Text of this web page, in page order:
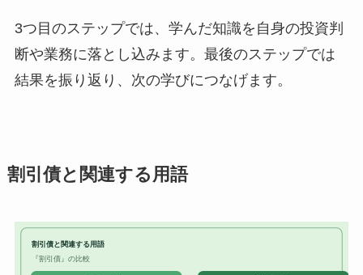
3つ目のステップでは、学んだ知識を自身の投資判
断や業務に落とし込みます。最後のステップでは
結果を振り返り、次の学びにつなげます。
割引債と関連する用語
割引債と関連する用語
『割引債』の比較